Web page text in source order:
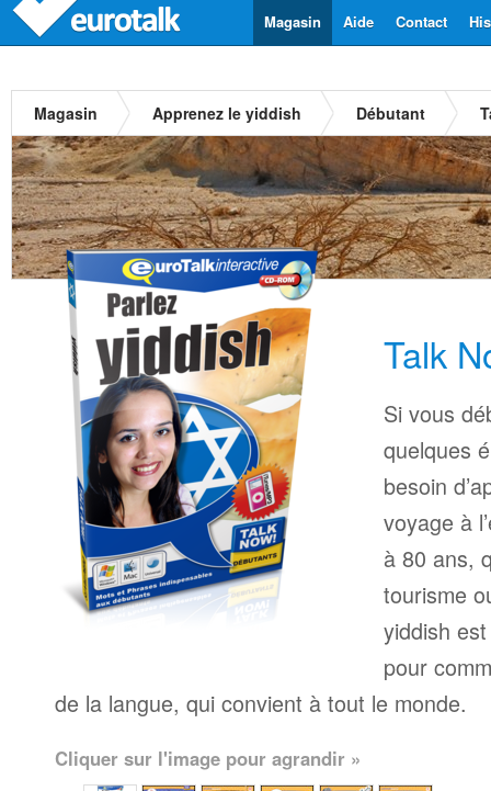
Contact
Aide
Magasin
Magasin Apprenez le yiddish Débutant
Talk
Si vous
quelques
besoin
voyage à
à 80 ans,
tourisme
yiddish
pour
de la langue, qui convient à tout le monde.
Cliquer sur l'image pour agrandir »